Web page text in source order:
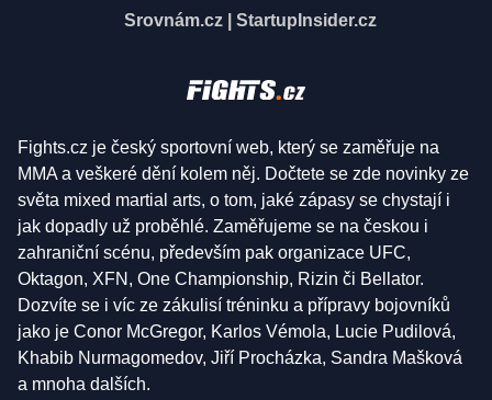
Srovnám.cz
StartupInsider.cz
Fights.cz je český sportovní web, který se zaměřuje na
MMA a veškeré dění kolem něj. Dočtete se zde novinky ze
světa mixed martial arts, o tom, jaké zápasy se chystají i
jak dopadly už proběhlé. Zaměřujeme se na českou i
zahraniční scénu, především pak organizace UFC,
Oktagon, XFN, One Championship, Rizin či Bellator.
Dozvíte se i víc ze zákulisí tréninku a přípravy bojovníků
jako je Conor McGregor, Karlos Vémola, Lucie Pudilová,
Khabib Nurmagomedov, Jiří Procházka, Sandra Mašková
a mnoha dalších.